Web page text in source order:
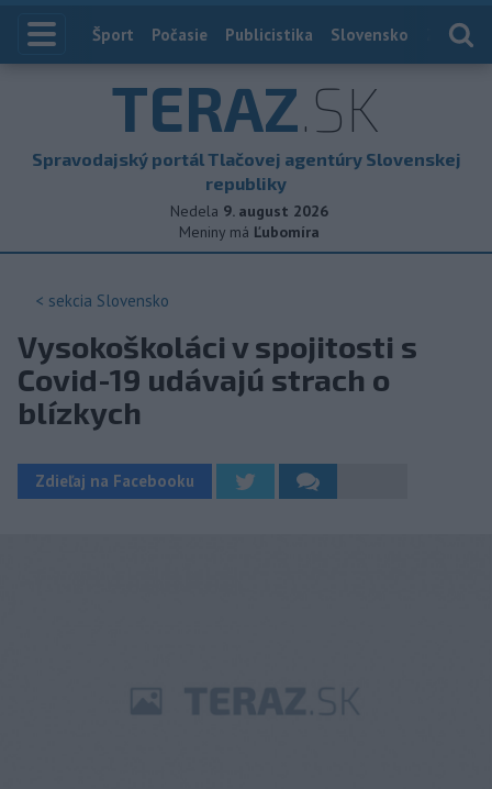
Index
Šport Počasie Publicistika Slovensko
TERAZ.SK
Spravodajský portál Tlačovej agentúry Slovenskej
republiky
Nedela 9. august 2026
Meniny má Ľubomíra
< sekcia Slovensko
Vysokoškoláci v spojitosti s
Covid-19 udávajú strach o
blízkych
Zdieľaj na Facebooku